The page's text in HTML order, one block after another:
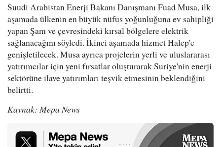
Suudi Arabistan Enerji Bakanı Danışmanı Fuad Musa, ilk
aşamada ülkenin en büyük nüfus yoğunluğuna ev sahipliği
yapan Şam ve çevresindeki kırsal bölgelere elektrik
sağlanacağını söyledi. İkinci aşamada hizmet Halep'e
genişletilecek. Musa ayrıca projelerin yerli ve uluslararası
yatırımcılar için yeni fırsatlar oluşturarak Suriye'nin enerji
sektörüne ilave yatırımları teşvik etmesinin beklendiğini
belirtti.
Kaynak: Mepa News